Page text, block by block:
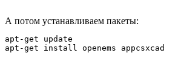
А потом устанавливаем пакеты:
apt-get update